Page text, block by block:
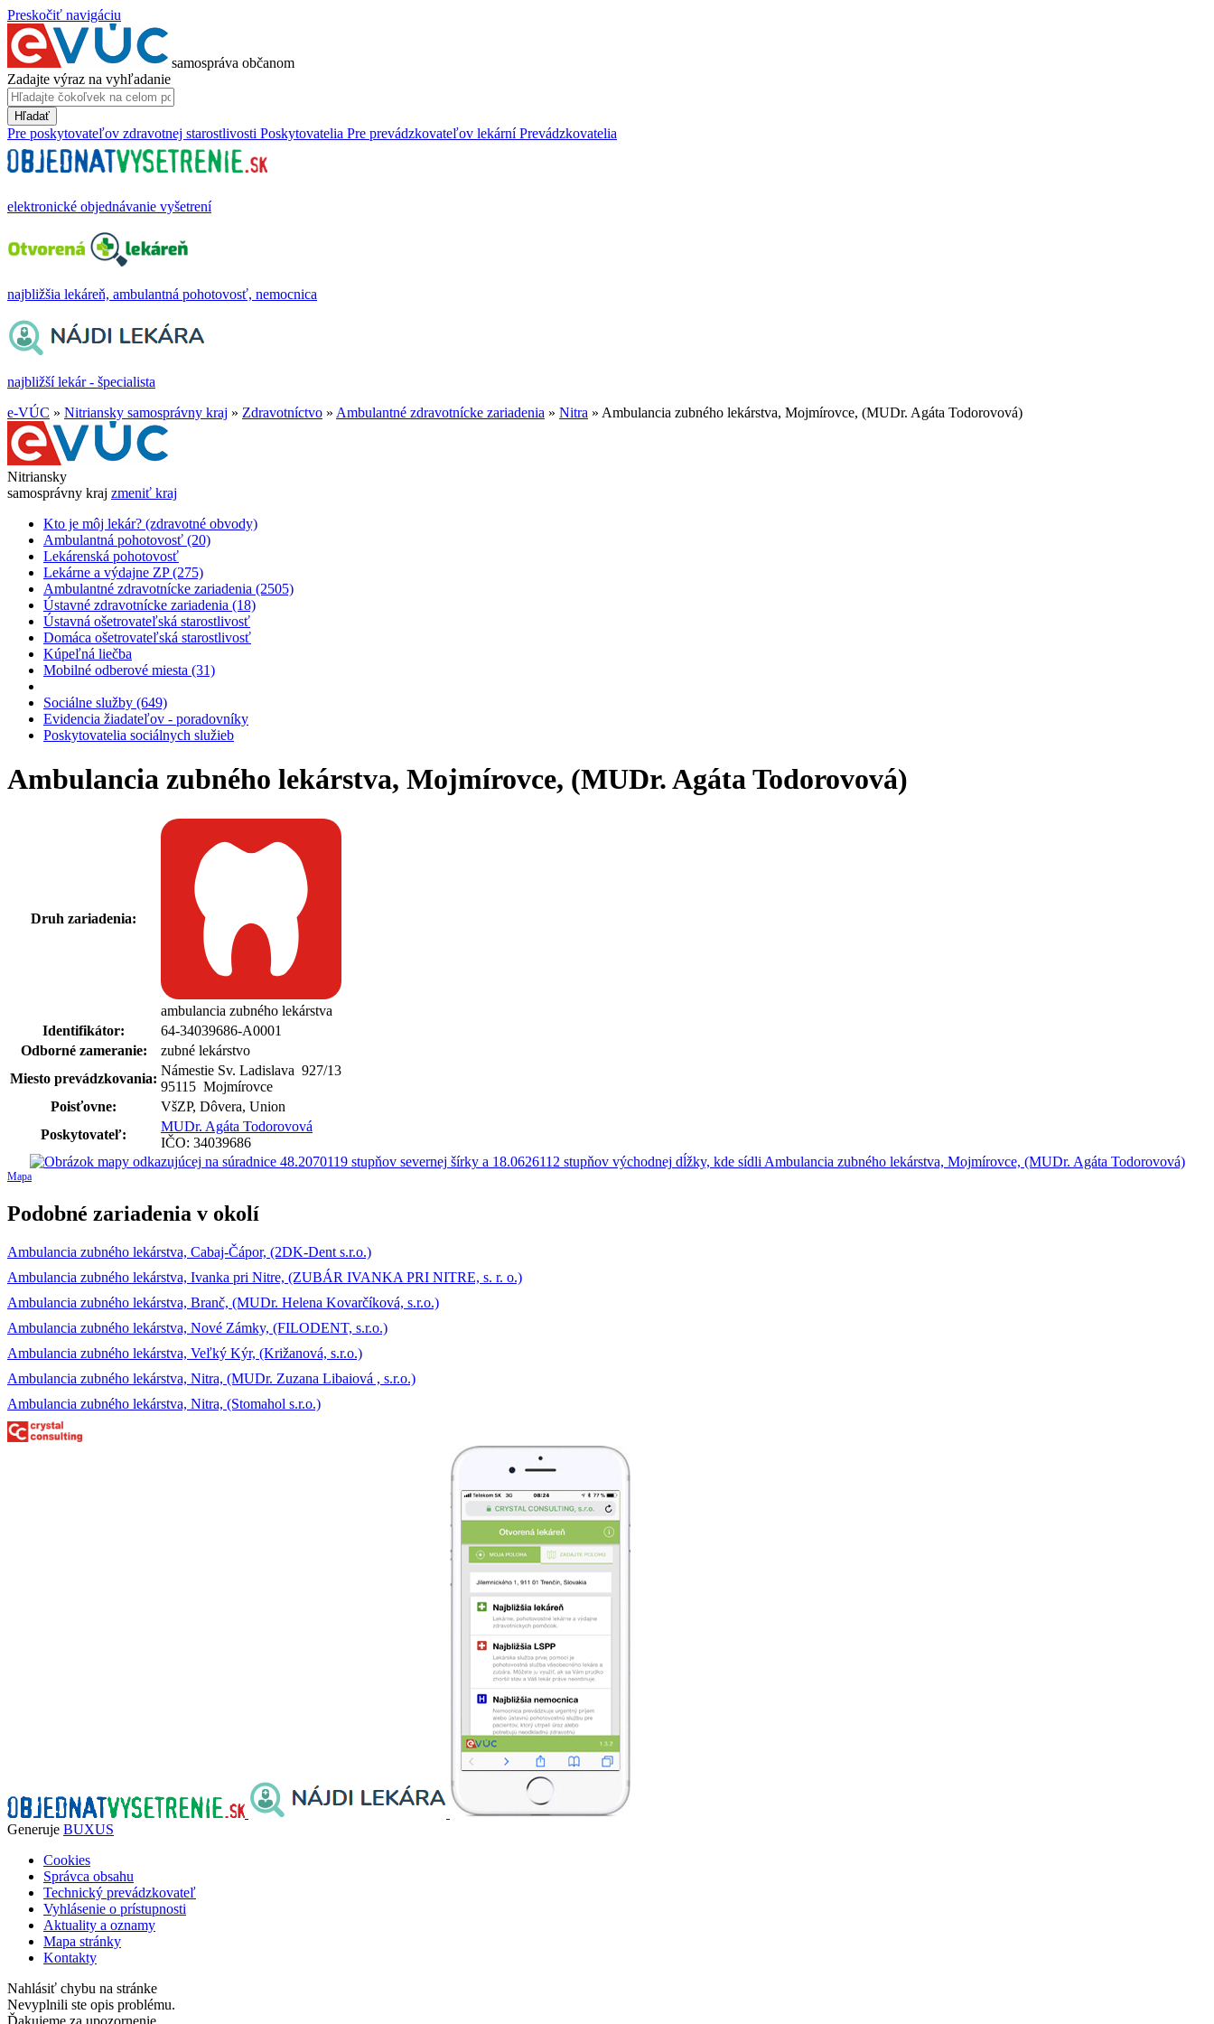
Preskočiť navigáciu
samospráva občanom
Zadajte výraz na vyhľadanie
Hľadať
Pre poskytovateľov zdravotnej starostlivosti Poskytovatelia Pre prevádzkovateľov lekární Prevádzkovatelia
elektronické objednávanie vyšetrení
najbližšia lekáreň, ambulantná pohotovosť, nemocnica
najbližší lekár - špecialista
e-VÚC » Nitriansky samosprávny kraj » Zdravotníctvo » Ambulantné zdravotnícke zariadenia » Nitra » Ambulancia zubného lekárstva, Mojmírovce, (MUDr. Agáta Todorovová)
Nitriansky
samosprávny kraj zmeniť kraj
Kto je môj lekár? (zdravotné obvody)
Ambulantná pohotovosť (20)
Lekárenská pohotovosť
Lekárne a výdajne ZP (275)
Ambulantné zdravotnícke zariadenia (2505)
Ústavné zdravotnícke zariadenia (18)
Ústavná ošetrovateľská starostlivosť
Domáca ošetrovateľská starostlivosť
Kúpeľná liečba
Mobilné odberové miesta (31)
Sociálne služby (649)
Evidencia žiadateľov - poradovníky
Poskytovatelia sociálnych služieb
Ambulancia zubného lekárstva, Mojmírovce, (MUDr. Agáta Todorovová)
Druh zariadenia:
ambulancia zubného lekárstva
Identifikátor:
64-34039686-A0001
Odborné zameranie:
zubné lekárstvo
Miesto prevádzkovania:
Námestie Sv. Ladislava 927/13
95115 Mojmírovce
Poisťovne:
VšZP, Dôvera, Union
Poskytovateľ:
MUDr. Agáta Todorovová
IČO: 34039686
Mapa
Podobné zariadenia v okolí
Ambulancia zubného lekárstva, Cabaj-Čápor, (2DK-Dent s.r.o.)
Ambulancia zubného lekárstva, Ivanka pri Nitre, (ZUBÁR IVANKA PRI NITRE, s. r. o.)
Ambulancia zubného lekárstva, Branč, (MUDr. Helena Kovarčíková, s.r.o.)
Ambulancia zubného lekárstva, Nové Zámky, (FILODENT, s.r.o.)
Ambulancia zubného lekárstva, Veľký Kýr, (Križanová, s.r.o.)
Ambulancia zubného lekárstva, Nitra, (MUDr. Zuzana Libaiová , s.r.o.)
Ambulancia zubného lekárstva, Nitra, (Stomahol s.r.o.)
Generuje BUXUS
Cookies
Správca obsahu
Technický prevádzkovateľ
Vyhlásenie o prístupnosti
Aktuality a oznamy
Mapa stránky
Kontakty
Nahlásiť chybu na stránke
Nevyplnili ste opis problému.